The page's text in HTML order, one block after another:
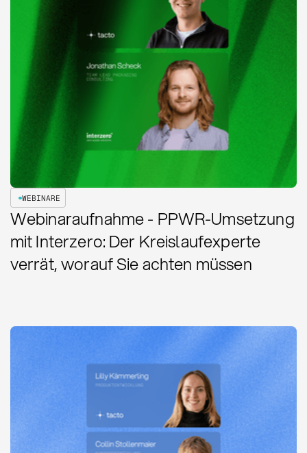
WEBINARE
Webinaraufnahme - PPWR-Umsetzung
mit Interzero: Der Kreislaufexperte
verrät, worauf Sie achten müssen